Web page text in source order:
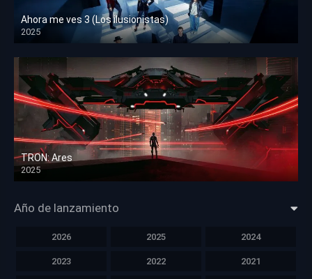
Ahora me ves 3 (Los ilusionistas)
2025
HD 1080p
TRON: Ares
2025
HD 1080p
Año de lanzamiento
2026 2025 2024
2023 2022 2021